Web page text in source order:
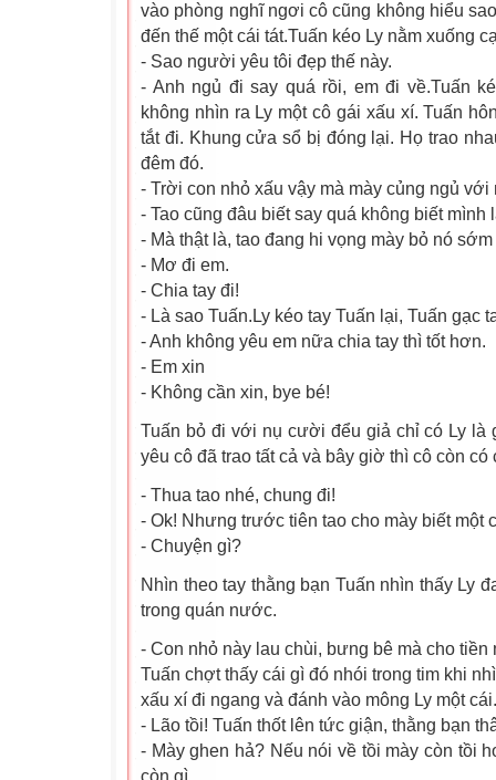
vào phòng nghĩ ngơi cô cũng không hiểu
đến thế một cái tát.Tuấn kéo Ly nằm xuống
- Sao người yêu tôi đẹp thế này.
- Anh ngủ đi say quá rồi, em đi về.Tuấn
không nhìn ra Ly một cô gái xấu xí. Tuấn
tắt đi. Khung cửa sổ bị đóng lại. Họ trao
đêm đó.
- Trời con nhỏ xấu vậy mà mày củng ngủ với
- Tao cũng đâu biết say quá không biết mình
- Mà thật là, tao đang hi vọng mày bỏ nó
- Mơ đi em.
- Chia tay đi!
- Là sao Tuấn.Ly kéo tay Tuấn lại, Tuấn gạc
- Anh không yêu em nữa chia tay thì tốt hơn.
- Em xin
- Không cần xin, bye bé!
Tuấn bỏ đi với nụ cười đểu giả chỉ có Ly là
yêu cô đã trao tất cả và bây giờ thì cô còn có
- Thua tao nhé, chung đi!
- Ok! Nhưng trước tiên tao cho mày biết một
- Chuyện gì?
Nhìn theo tay thằng bạn Tuấn nhìn thấy Ly
trong quán nước.
- Con nhỏ này lau chùi, bưng bê mà cho
Tuấn chợt thấy cái gì đó nhói trong tim khi
xấu xí đi ngang và đánh vào mông Ly một cái.
- Lão tồi! Tuấn thốt lên tức giận, thằng bạn
- Mày ghen hả? Nếu nói về tồi mày còn tồi
còn gì